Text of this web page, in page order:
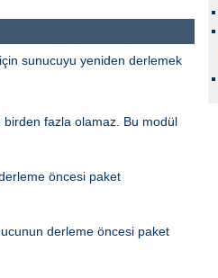
sunucuyu yeniden derlemek
birden fazla olamaz. Bu modül
öncesi paket
derleme öncesi paket